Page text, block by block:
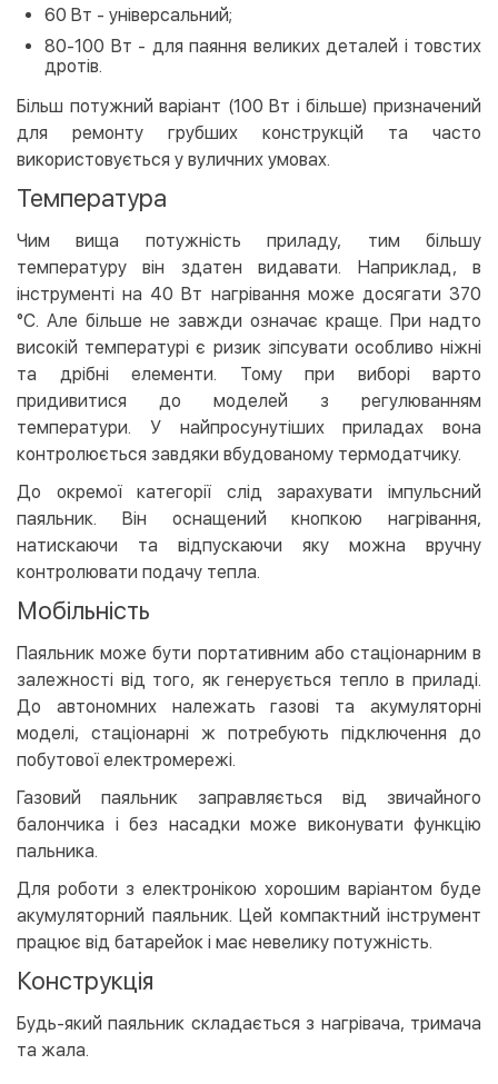
60 Вт - універсальний;
80-100 Вт - для паяння великих деталей і товстих
дротів.
Більш потужний варіант (100 Вт і більше) призначений
для ремонту грубших конструкцій та часто
використовується у вуличних умовах.
Температура
Чим вища потужність приладу, тим більшу
температуру він здатен видавати. Наприклад, в
інструменті на 40 Вт нагрівання може досягати 370
°C. Але більше не завжди означає краще. При надто
високій температурі є ризик зіпсувати особливо ніжні
та дрібні елементи. Тому при виборі варто
придивитися до моделей з регулюванням
температури. У найпросунутіших приладах вона
контролюється завдяки вбудованому термодатчику.
До окремої категорії слід зарахувати імпульсний
паяльник. Він оснащений кнопкою нагрівання,
натискаючи та відпускаючи яку можна вручну
контролювати подачу тепла.
Мобільність
Паяльник може бути портативним або стаціонарним в
залежності від того, як генерується тепло в приладі.
До автономних належать газові та акумуляторні
моделі, стаціонарні ж потребують підключення до
побутової електромережі.
Газовий паяльник заправляється від звичайного
балончика і без насадки може виконувати функцію
пальника.
Для роботи з електронікою хорошим варіантом буде
акумуляторний паяльник. Цей компактний інструмент
працює від батарейок і має невелику потужність.
Конструкція
Будь-який паяльник складається з нагрівача, тримача
та жала.